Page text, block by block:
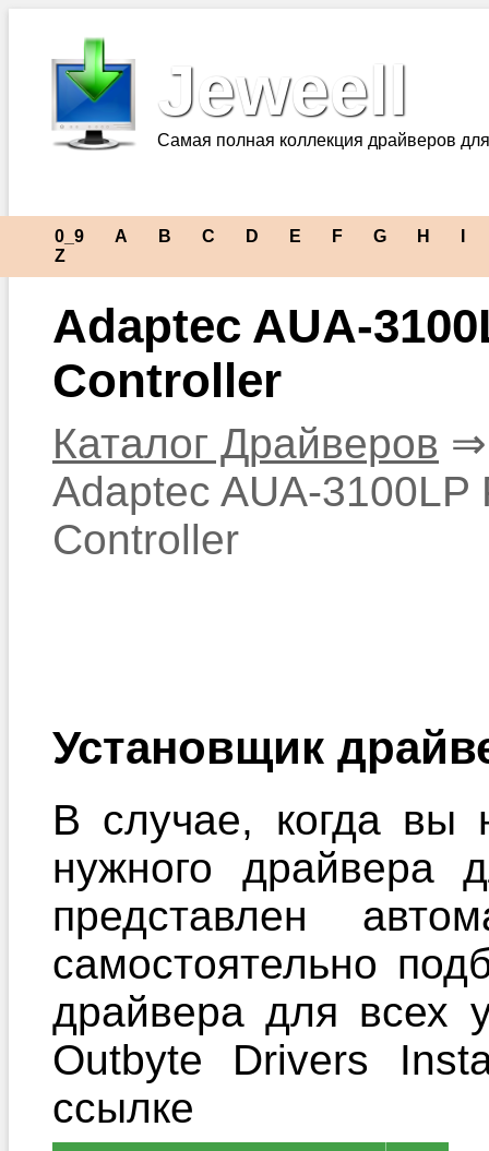
Jeweell
Самая полная коллекция драйверов
0_9 A B C D E F G H
Z
Adaptec AUA-
Controller
Каталог Драйверов
Adaptec AUA-
Controller
Установщик
В случае, когда вы
нужного драйвера
представлен
самостоятельно
драйвера для всех
Outbyte Drivers
ссылке